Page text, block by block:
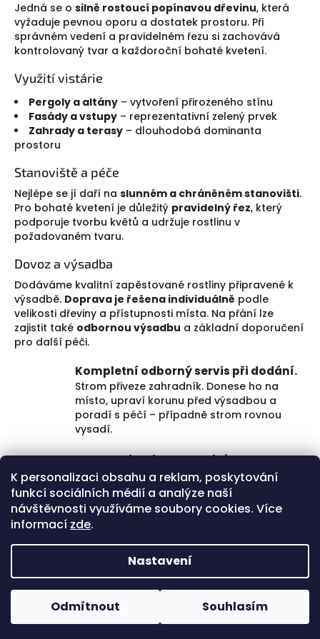
K personalizaci obsahu a reklam, poskytování
funkcí sociálních médií a analýze naší
návštěvnosti využíváme soubory cookies. Více
informací zde.
Nastavení
Odmítnout Souhlasím
Objednávejte trvalky pro Vaše projekty. Objednávejte
dřeviny pro podzimní výsadbu.
v
k
y
v
s
u
Jedná se o silně rostoucí popínavou dřevinu, která
vyžaduje pevnou oporu a dostatek prostoru. Při
správném vedení a pravidelném řezu si zachovává
kontrolovaný tvar a každoroční bohaté kvetení.
Využití vistárie
Pergoly a altány – vytvoření přirozeného stínu
Fasády a vstupy – reprezentativní zelený prvek
Zahrady a terasy – dlouhodobá dominanta
prostoru
Stanoviště a péče
Nejlépe se jí daří na slunném a chráněném stanovišti.
Pro bohaté kvetení je důležitý pravidelný řez, který
podporuje tvorbu květů a udržuje rostlinu v
požadovaném tvaru.
Dovoz a výsadba
Dodáváme kvalitní zapěstované rostliny připravené k
výsadbě. Doprava je řešena individuálně podle
velikosti dřeviny a přístupnosti místa. Na přání lze
zajistit také odbornou výsadbu a základní doporučení
pro další péči.
Kompletní odborný servis při dodání.
Strom přiveze zahradník. Donese ho na
místo, upraví korunu před výsadbou a
poradí s péčí – případně strom rovnou
vysadí.
Doprava bez kompromisů.
Převoz uzpůsobený váze a výšce dřeviny.
Bezpečně a za bezkonkurenční ceny.
Ověřená kvalita každého kusu.
Každý strom osobně vybíráme a
kontrolujeme. Žádná anonymní skládka,
ale dřeviny připravené k výsadbě.
Vytvořil Shoptet Copyright 2026 Dovoz Dřevin. Všechna
práva vyhrazena.Upravit nastavení cookies